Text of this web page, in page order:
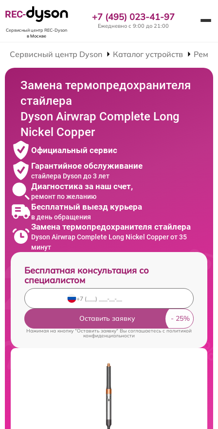
REC-
Сервисный центр REC-Dyson
в Москве
+7 (495) 023-41-97
Ежедневно с 9:00 до 21:00
Сервисный центр Dyson Каталог устройств
Замена термопредохранителя
стайлера
Dyson Airwrap Complete Long
Nickel Copper
Официальный сервис
Гарантийное обслуживание
стайлера Dyson до 3 лет
Диагностика за наш счет,
ремонт по желанию
Бесплатный выезд курьера
в день обращения
Замена термопредохранителя стайлера
Dyson Airwrap Complete Long Nickel Copper от 35
минут
Бесплатная консультация со
специалистом
Оставить заявку
Нажимая на кнопку "Оставить заявку" Вы соглашаетесь cполитикой
конфиденциальности